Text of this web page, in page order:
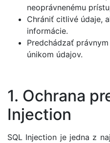
neoprávnenému
Chrániť citlivé údaje,
informácie.
Predchádzať
únikom údajov.
1. Ochrana
Injection
SQL Injection je jedna z